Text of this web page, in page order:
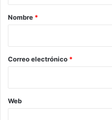
r
*
Nombre *
Correo electrónico *
Web